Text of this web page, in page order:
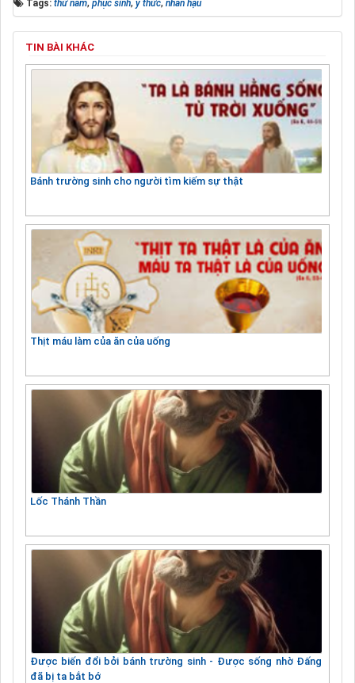
Tags: thứ năm, phục sinh, ý thức, nhân hậu
TIN BÀI KHÁC
Bánh trường sinh cho người tìm kiếm sự thật
Thịt máu làm của ăn của uống
Lốc Thánh Thần
Được biến đổi bởi bánh trường sinh - Được sống nhờ Đấng
đã bị ta bắt bớ